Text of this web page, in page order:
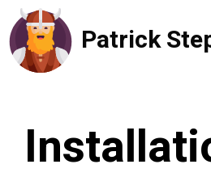
Aller
au
contenu
Patrick